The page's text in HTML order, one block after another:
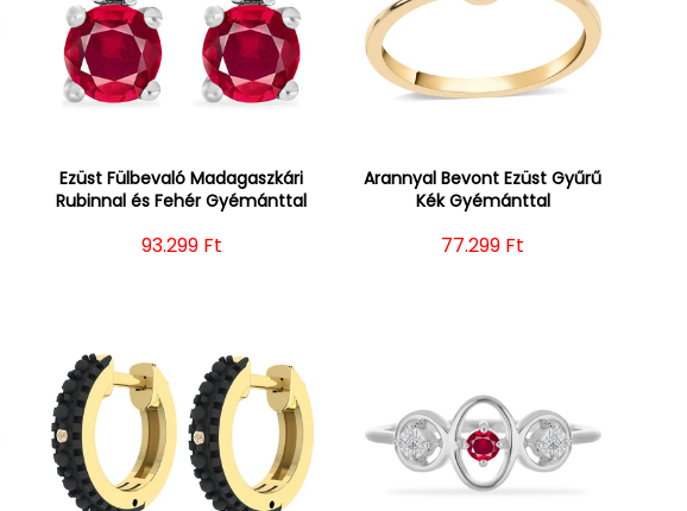
Ezüst Fülbevaló Madagaszkári
Rubinnal és Fehér Gyémánttal
Normál ár
93.299 Ft
Arannyal Bevont Ezüst Gyűrű
Kék Gyémánttal
Normál ár
77.299 Ft